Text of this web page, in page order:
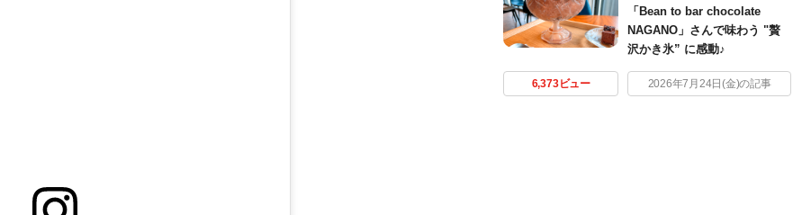
「Bean to bar chocolate
NAGANO」さんで味わう "贅
沢かき氷” に感動♪
6,373ビュー 2026年7月24日(金)の記事